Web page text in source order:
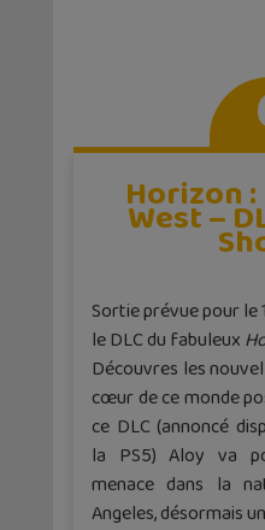
Horizon
West –
Sortie prévue pour le
le DLC du fabuleux
Découvres les
cœur de ce monde
ce DLC (annoncé
la PS5) Aloy va
menace dans la
Angeles, désormais